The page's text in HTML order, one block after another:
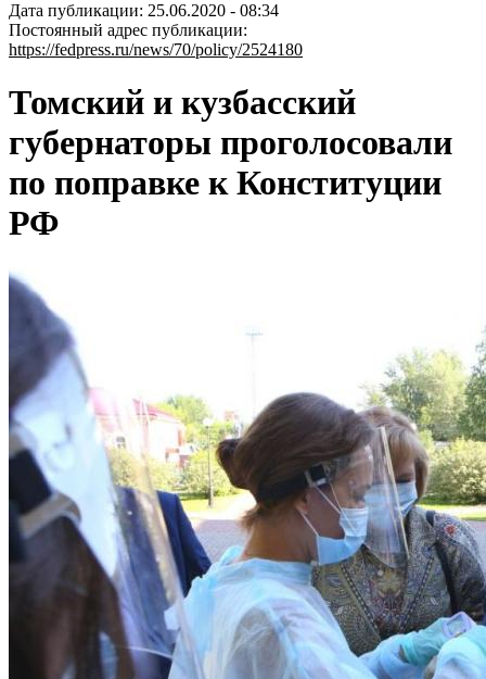
Дата публикации: 25.06.2020 - 08:34
Постоянный адрес публикации:
https://fedpress.ru/news/70/policy/2524180
Томский и кузбасский
губернаторы проголосовали
по поправке к Конституции
РФ